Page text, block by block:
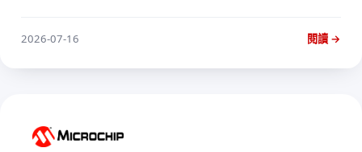
2026-07-16 閱讀 →